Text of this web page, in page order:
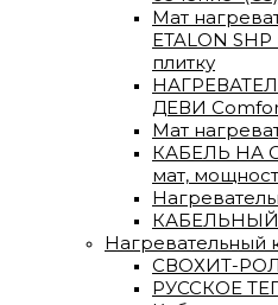
Мат
ETALON
плитку
ДЕВИ
Мат
КАБЕЛЬ НА
мат,
Нагревательный
СВОХИТ-
РУССКОЕ